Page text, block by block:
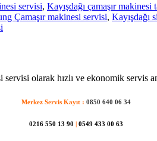
servisi, Kayışdağı çamaşır makinesi
Çamaşır makinesi servisi, Kayışdağı
servisi olarak hızlı ve ekonomik servis
Merkez Servis Kayıt : 0850 640 06 34
0216 550 13 90 | 0549 433 00 63